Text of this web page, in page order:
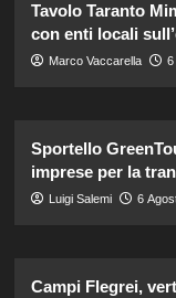
Tavolo Taranto
con enti locali
Marco Vaccarella 6
Sportello
imprese per la
Luigi Salemi 6
Campi Flegrei,